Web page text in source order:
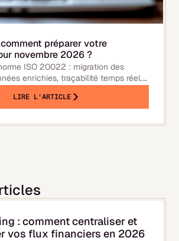
préparer votre
novembre 2026 ?
ISO 20022 : migration des
enrichies, traçabilité temps réel.
LIRE L'ARTICLE
: comment centraliser et
vos flux financiers en 2026